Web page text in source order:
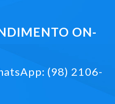
ON-
(98) 2106-